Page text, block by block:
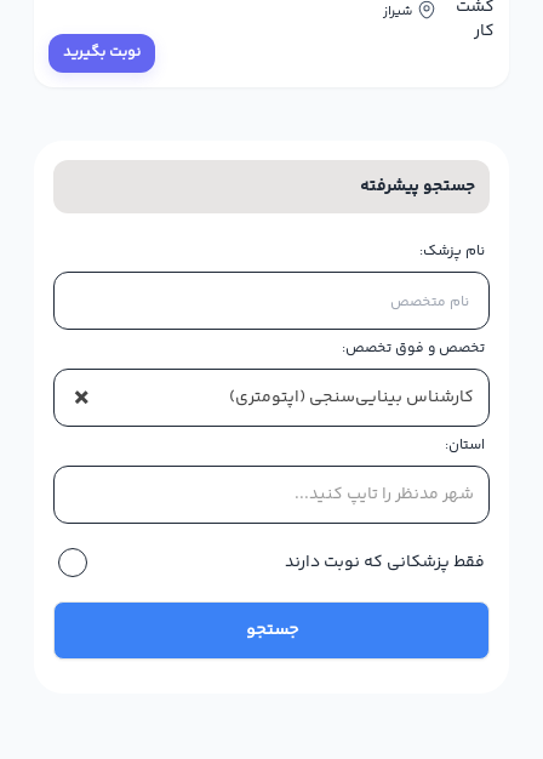
شیراز
نوبت بگیرید
جستجو پیشرفته
نام پزشک:
تخصص و فوق تخصص:
× کارشناس بینایی‌سنجی (اپتومتری)
استان:
شهر مدنظر را تایپ کنید...
فقط پزشکانی که نوبت دارند
جستجو